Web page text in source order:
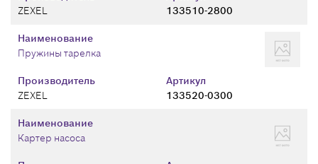
ZEXEL
133510-2800
Производитель
ZEXEL
Артикул
133520-0300
Наименование
Пружины тарелка
Наименование
Картер насоса